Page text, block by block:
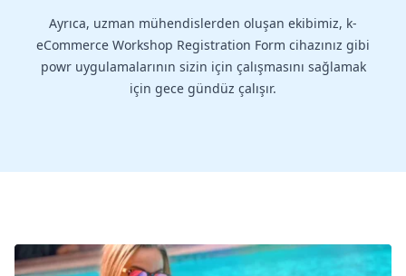
Ayrıca, uzman mühendislerden oluşan ekibimiz, k-
eCommerce Workshop Registration Form cihazınız gibi
powr uygulamalarının sizin için çalışmasını sağlamak
için gece gündüz çalışır.